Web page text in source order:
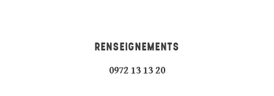
RENSEIGNEMENTS
0972 13 13 20